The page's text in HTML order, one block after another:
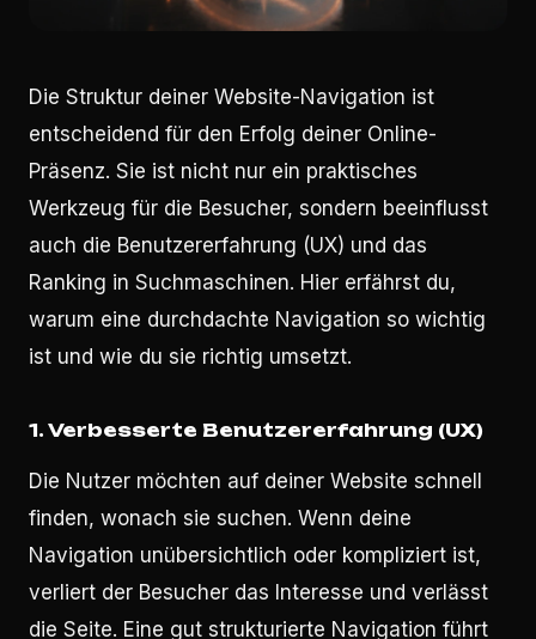
Die Struktur deiner Website-Navigation ist
entscheidend für den Erfolg deiner Online-
Präsenz. Sie ist nicht nur ein praktisches
Werkzeug für die Besucher, sondern beeinflusst
auch die Benutzererfahrung (UX) und das
Ranking in Suchmaschinen. Hier erfährst du,
warum eine durchdachte Navigation so wichtig
ist und wie du sie richtig umsetzt.
1. Verbesserte Benutzererfahrung (UX)
Die Nutzer möchten auf deiner Website schnell
finden, wonach sie suchen. Wenn deine
Navigation unübersichtlich oder kompliziert ist,
verliert der Besucher das Interesse und verlässt
die Seite. Eine gut strukturierte Navigation führt